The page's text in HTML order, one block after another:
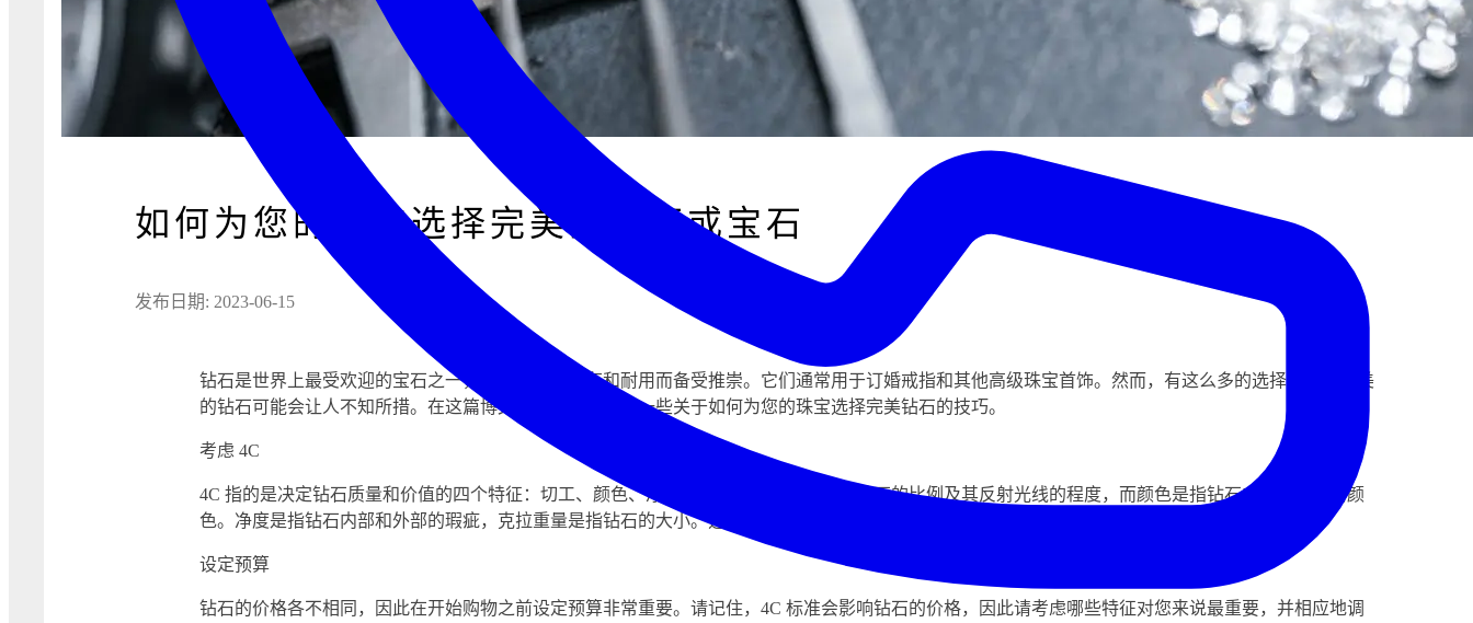
如何为您的珠宝选择完美的钻石或宝石
发布日期: 2023-06-15
钻石是世界上最受欢迎的宝石之一，因其美丽、稀有和耐用而备受推崇。它们通常用于订婚戒指和其他高级珠宝首饰。然而，有这么多的选择，选择完美
的钻石可能会让人不知所措。在这篇博文中，我们将分享一些关于如何为您的珠宝选择完美钻石的技巧。
考虑 4C
4C 指的是决定钻石质量和价值的四个特征：切工、颜色、净度和克拉重量。切工是指钻石的比例及其反射光线的程度，而颜色是指钻石中存在的任何颜
色。净度是指钻石内部和外部的瑕疵，克拉重量是指钻石的大小。选择钻石时，请考虑以下哪些特征对您来说最重要。
设定预算
钻石的价格各不相同，因此在开始购物之前设定预算非常重要。请记住，4C 标准会影响钻石的价格，因此请考虑哪些特征对您来说最重要，并相应地调